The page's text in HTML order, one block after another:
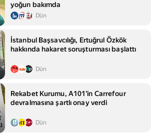
yoğun bakımda
Dün
İstanbul Başsavcılığı, Ertuğrul Özkök
hakkında hakaret soruşturması başlattı
Dün
Rekabet Kurumu, A101'in Carrefour
devralmasına şartlı onay verdi
Dün